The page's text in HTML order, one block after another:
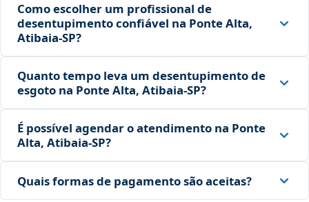
Como escolher um profissional de
desentupimento confiável na Ponte Alta,
Atibaia‑SP?
Quanto tempo leva um desentupimento de
esgoto na Ponte Alta, Atibaia‑SP?
É possível agendar o atendimento na Ponte
Alta, Atibaia‑SP?
Quais formas de pagamento são aceitas?